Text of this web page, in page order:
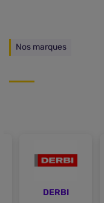
Nos marques
DERBI